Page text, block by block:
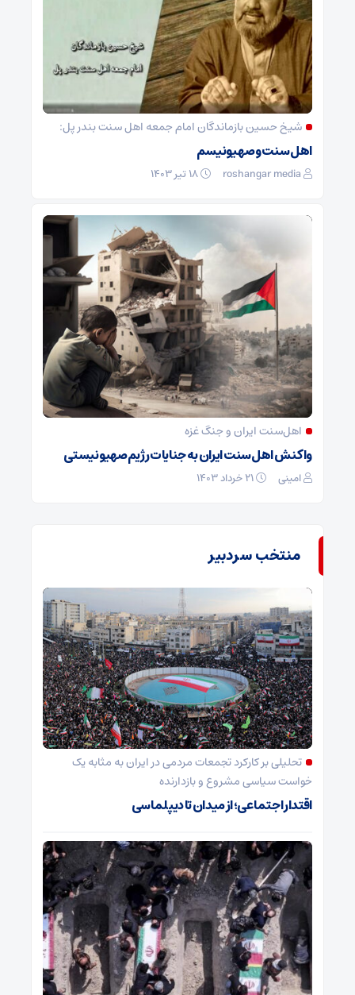
شیخ حسین بازماندگان امام جمعه اهل سنت بندر پل:
اهل سنت و صهیونیسم
roshangar media
اهل‌سنت ایران و جنگ غزه
واکنش اهل‌سنت ایران به جنایات رژیم‌صهیونیستی
امینی
منتخب سردبیر
تحلیلی بر کارکرد تجمعات مردمی در ایران به مثابه یک
خواست سیاسی مشروع و بازدارنده
اقتدار اجتماعی؛ از میدان تا دیپلماسی